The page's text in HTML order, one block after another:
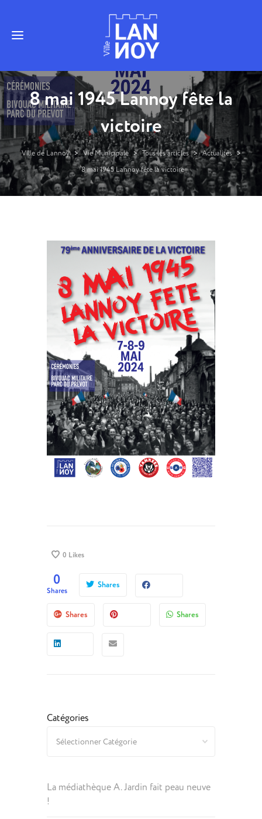
8 mai 1945 Lannoy fête la
victoire
Ville de Lannoy > Vie Municipale > Tous les articles > Actualités >
8 mai 1945 Lannoy fête la victoire
0 Likes
0
Shares
Shares
Shares Shares
Catégories
La médiathèque A. Jardin fait peau neuve
!